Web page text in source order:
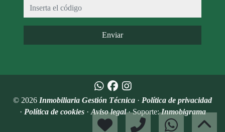
Enviar
© 2026 Inmobiliaria Gestión Técnica · Política de privacidad
· Política de cookies · Aviso legal· Soporte:Inmobigrama